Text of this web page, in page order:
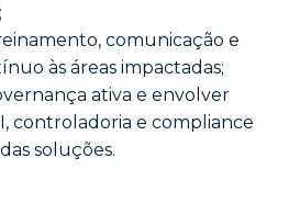
comunicação e
às áreas impactadas;
ativa e envolver
controladoria e compliance
soluções.